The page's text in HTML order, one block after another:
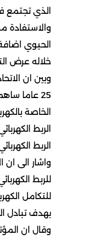
الذي تجتمع
والاستفادة
الحيوي
خلاله عرض
وبين ان
25 عاما
الخاصة
الربط
الربط
واشار الى
للربط
للتكامل
بهدف تبادل
وقال ان